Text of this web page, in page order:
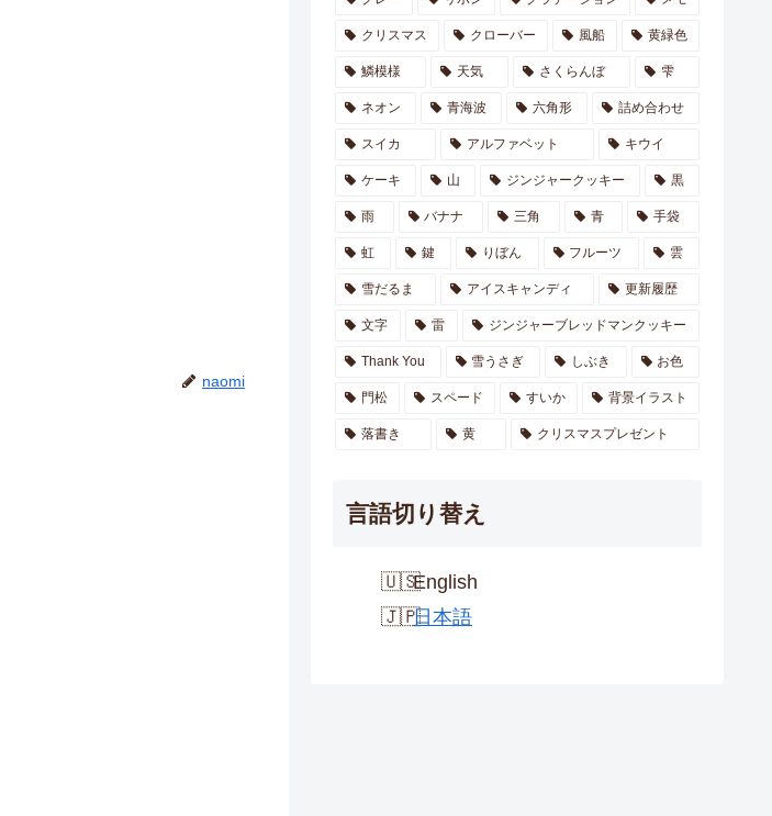
naomi
クリスマス クローバー 風船 黄緑色
鱗模様 天気 さくらんぼ 雫
ネオン 青海波 六角形 詰め合わせ
スイカ アルファベット キウイ
ケーキ 山 ジンジャークッキー 黒
雨 バナナ 三角 青 手袋
虹 鍵 りぼん フルーツ 雲
雪だるま アイスキャンディ 更新履歴
文字 雷 ジンジャーブレッドマンクッキー
Thank You 雪うさぎ しぶき お色
門松 スペード すいか 背景イラスト
落書き 黄 クリスマスプレゼント
言語切り替え
English
日本語